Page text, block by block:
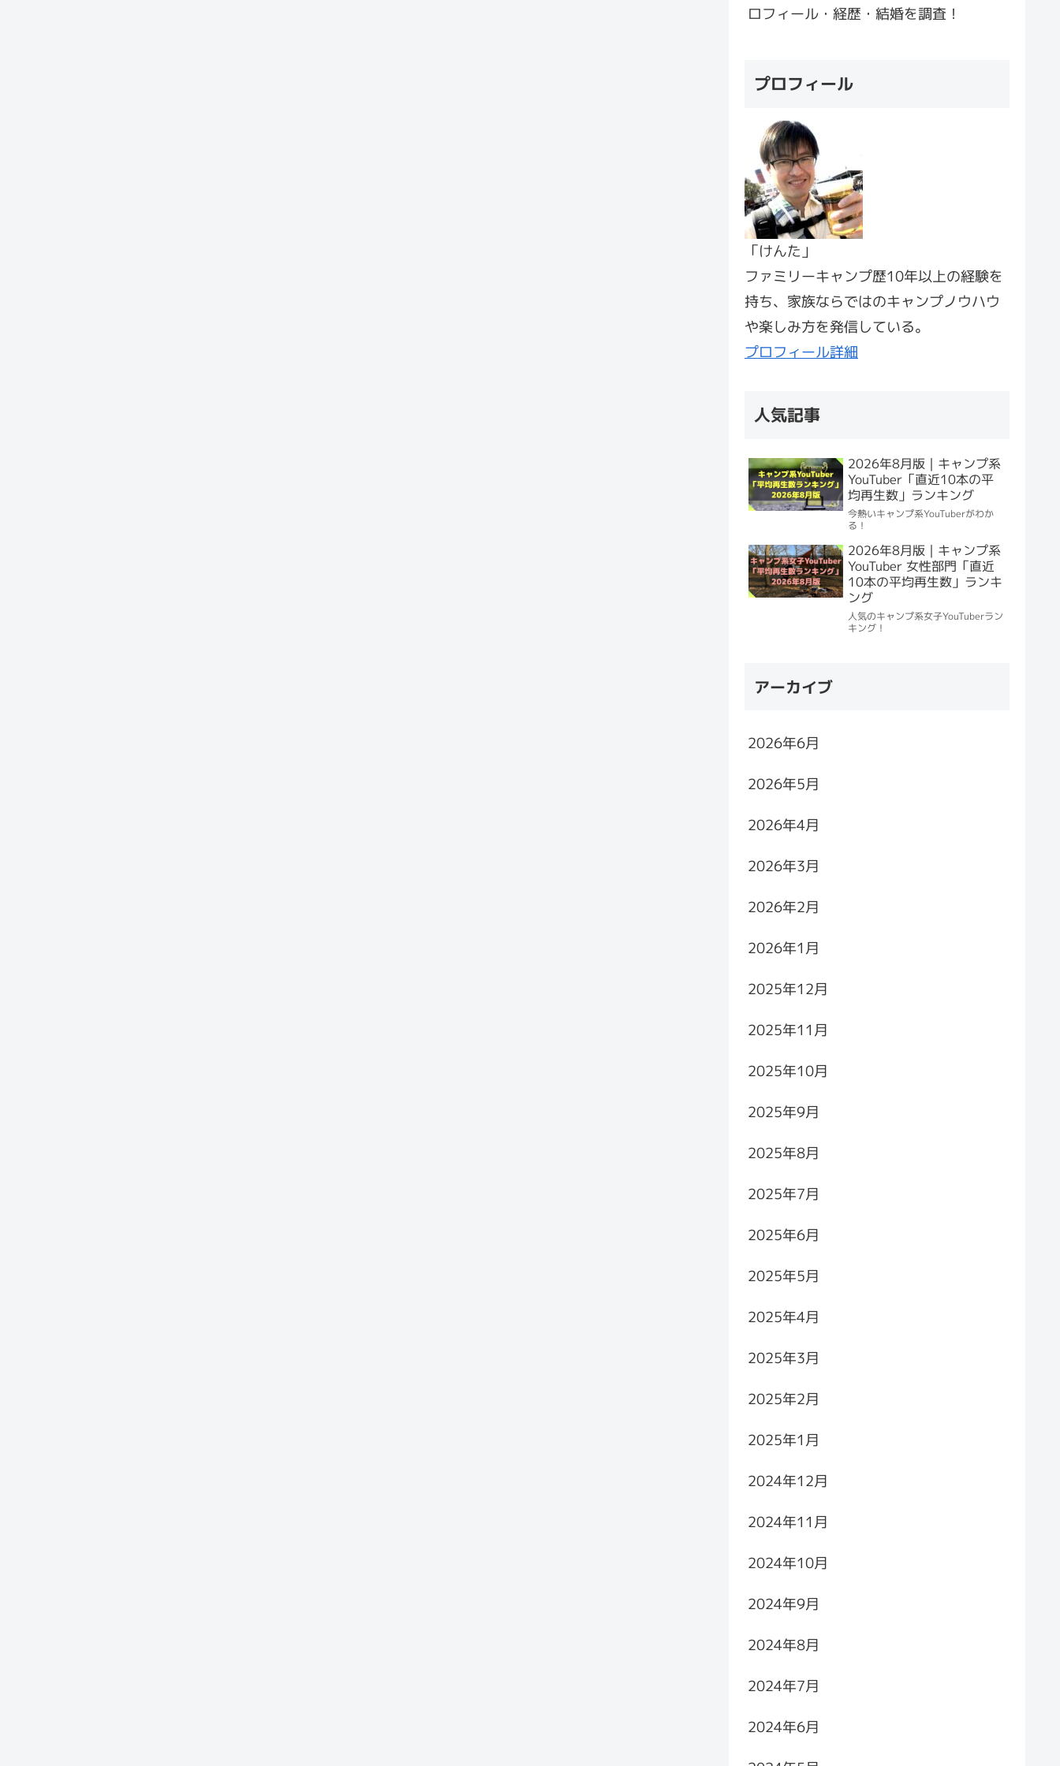
ロフィール・経歴・結婚を調査！
プロフィール
「けんた」
ファミリーキャンプ歴10年以上の経験を
持ち、家族ならではのキャンプノウハウ
や楽しみ方を発信している。
プロフィール詳細
人気記事
2026年8月版｜キャンプ系
YouTuber「直近10本の平
均再生数」ランキング
今熱いキャンプ系YouTuberがわか
る！
2026年8月版｜キャンプ系
YouTuber 女性部門「直近
10本の平均再生数」ランキ
ング
人気のキャンプ系女子YouTuberラン
キング！
アーカイブ
2026年6月
2026年5月
2026年4月
2026年3月
2026年2月
2026年1月
2025年12月
2025年11月
2025年10月
2025年9月
2025年8月
2025年7月
2025年6月
2025年5月
2025年4月
2025年3月
2025年2月
2025年1月
2024年12月
2024年11月
2024年10月
2024年9月
2024年8月
2024年7月
2024年6月